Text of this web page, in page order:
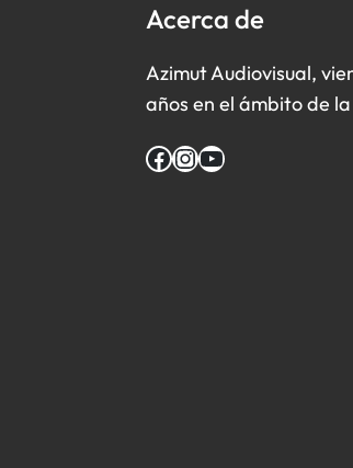
Acerca de
Azimut Audiovisual,
años en el ámbito de
Facebook InstagramYouTube